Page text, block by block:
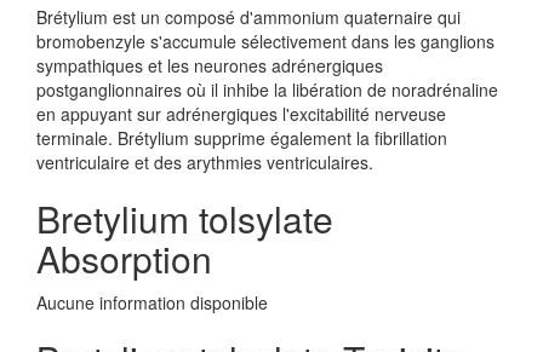
Brétylium est un composé d'ammonium quaternaire qui
bromobenzyle s'accumule sélectivement dans les ganglions
sympathiques et les neurones adrénergiques
postganglionnaires où il inhibe la libération de noradrénaline
en appuyant sur adrénergiques l'excitabilité nerveuse
terminale. Brétylium supprime également la fibrillation
ventriculaire et des arythmies ventriculaires.
Bretylium tolsylate
Absorption
Aucune information disponible